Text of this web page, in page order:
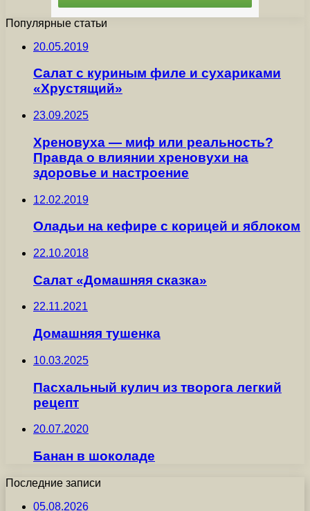
Популярные статьи
20.05.2019
Салат с куриным филе и сухариками
«Хрустящий»
23.09.2025
Хреновуха — миф или реальность?
Правда о влиянии хреновухи на
здоровье и настроение
12.02.2019
Оладьи на кефире с корицей и яблоком
22.10.2018
Салат «Домашняя сказка»
22.11.2021
Домашняя тушенка
10.03.2025
Пасхальный кулич из творога легкий
рецепт
20.07.2020
Банан в шоколаде
Последние записи
05.08.2026